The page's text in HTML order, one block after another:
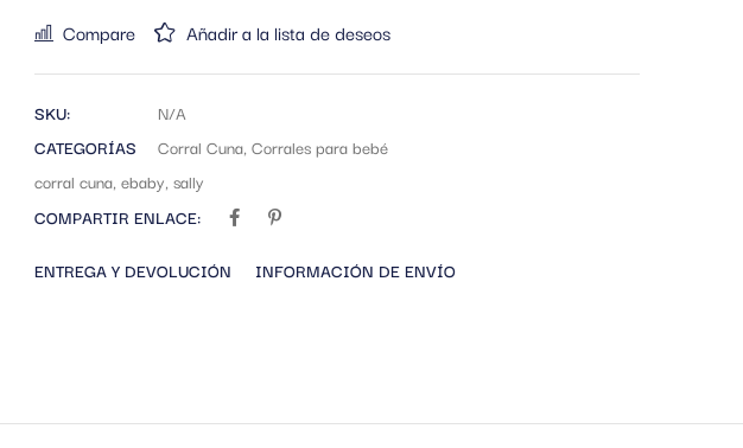
Compare Añadir a la lista de deseos
SKU:
N/A
CATEGORÍAS
Corral Cuna, Corrales para bebé
corral cuna, ebaby, sally
COMPARTIR ENLACE:
ENTREGA Y DEVOLUCIÓN INFORMACIÓN DE ENVÍO